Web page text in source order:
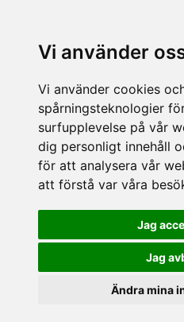
Vi använder
Vi använder cookies
spårningsteknologier
surfupplevelse på vår
dig personligt innehåll
för att analysera vår
att förstå var våra
Jag
Jag
Ändra mina